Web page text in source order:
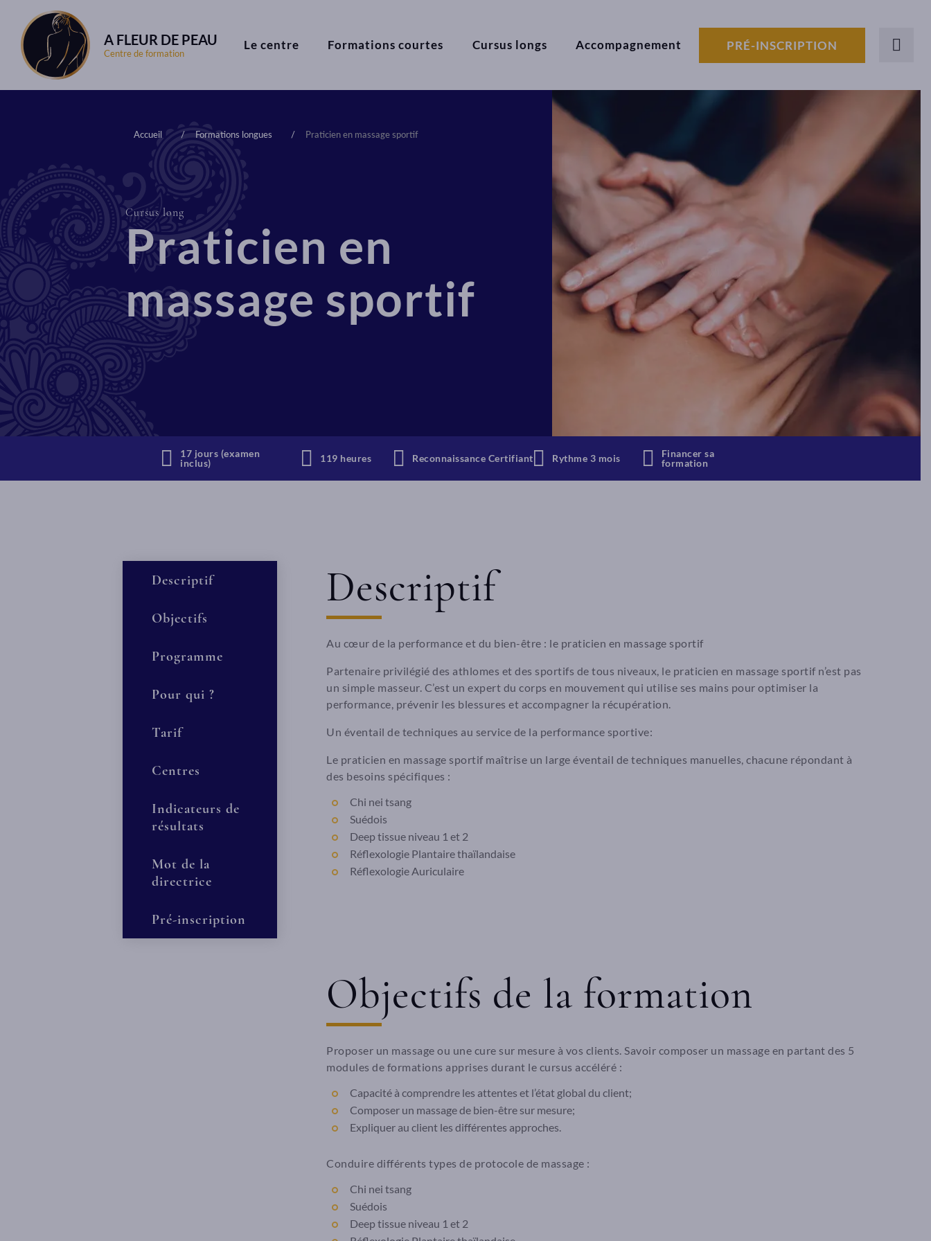
A FLEUR DE PEAU
Centre de formation
Le centre Formations courtes Cursus longs Accompagnement PRÉ-INSCRIPTION
Accueil Formations longues Praticien en massage sportif
Cursus long
Praticien en
massage sportif
17 jours (examen
inclus)
119 heures Reconnaissance Certifiant Rythme 3 mois
Financer sa
formation
Descriptif
Objectifs
Programme
Pour qui ?
Tarif
Centres
Indicateurs de
résultats
Mot de la
directrice
Pré-inscription
Descriptif
Au cœur de la performance et du bien-être : le praticien en massage sportif
Partenaire privilégié des athlomes et des sportifs de tous niveaux, le praticien en massage sportif n’est pas
un simple masseur. C’est un expert du corps en mouvement qui utilise ses mains pour optimiser la
performance, prévenir les blessures et accompagner la récupération.
Un éventail de techniques au service de la performance sportive:
Le praticien en massage sportif maîtrise un large éventail de techniques manuelles, chacune répondant à
des besoins spécifiques :
Chi nei tsang
Suédois
Deep tissue niveau 1 et 2
Réflexologie Plantaire thaïlandaise
Réflexologie Auriculaire
Objectifs de la formation
Proposer un massage ou une cure sur mesure à vos clients. Savoir composer un massage en partant des 5
modules de formations apprises durant le cursus accéléré :
Capacité à comprendre les attentes et l’état global du client;
Composer un massage de bien-être sur mesure;
Expliquer au client les différentes approches.
Conduire différents types de protocole de massage :
Chi nei tsang
Suédois
Deep tissue niveau 1 et 2